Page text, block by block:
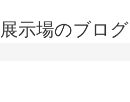
示場のブログ